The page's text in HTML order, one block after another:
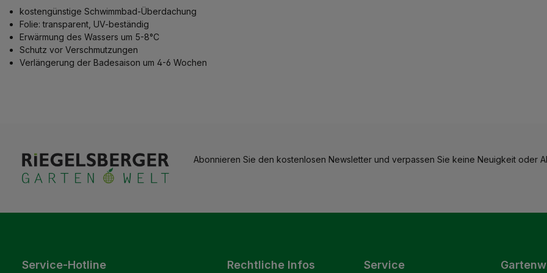
kostengünstige Schwimmbad-Überdachung
Folie: transparent, UV-beständig
Erwärmung des Wassers um 5-8°C
Schutz vor Verschmutzungen
Verlängerung der Badesaison um 4-6 Wochen
Abonnieren Sie den kostenlosen Newsletter und verpassen Sie keine Neuigkeit oder
Service-Hotline Rechtliche Infos Service